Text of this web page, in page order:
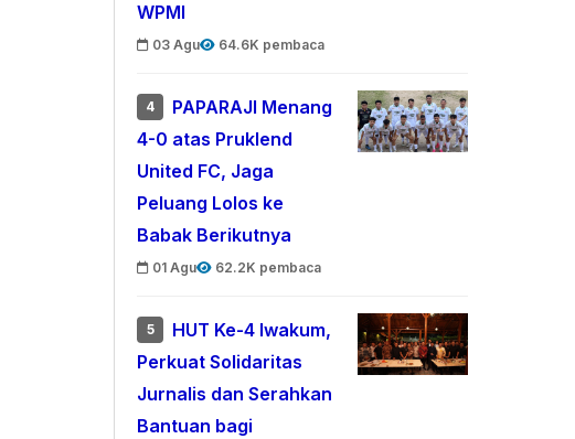
WPMI
03 Agu 64.6K pembaca
4
PAPARAJI Menang
4-0 atas Pruklend
United FC, Jaga
Peluang Lolos ke
Babak Berikutnya
01 Agu 62.2K pembaca
5
HUT Ke-4 Iwakum,
Perkuat Solidaritas
Jurnalis dan Serahkan
Bantuan bagi